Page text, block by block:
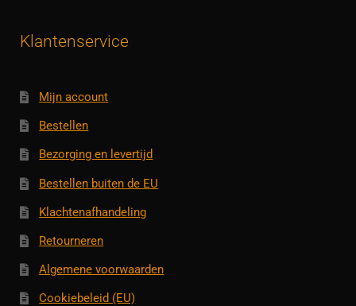
Klantenservice
Mijn account
Bestellen
Bezorging en levertijd
Bestellen buiten de EU
Klachtenafhandeling
Retourneren
Algemene voorwaarden
Cookiebeleid (EU)